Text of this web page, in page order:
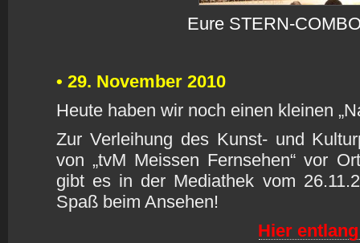
Eure STERN-
• 29. November 2010
Heute haben wir noch einen kleinen
Zur Verleihung des Kunst- und
von „tvM Meissen Fernsehen“ vor
gibt es in der Mediathek vom
Spaß beim Ansehen!
Hier